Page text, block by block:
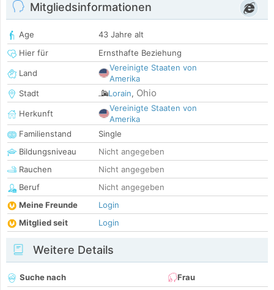
Mitgliedsinformationen
Age
43 Jahre alt
Hier für
Ernsthafte Beziehung
Land
Vereinigte Staaten von
Amerika
Stadt
Lorain, Ohio
Herkunft
Vereinigte Staaten von
Amerika
Familienstand
Single
Bildungsniveau
Nicht angegeben
Rauchen
Nicht angegeben
Beruf
Nicht angegeben
Meine Freunde
Login
Mitglied seit
Login
Weitere Details
Suche nach
Frau